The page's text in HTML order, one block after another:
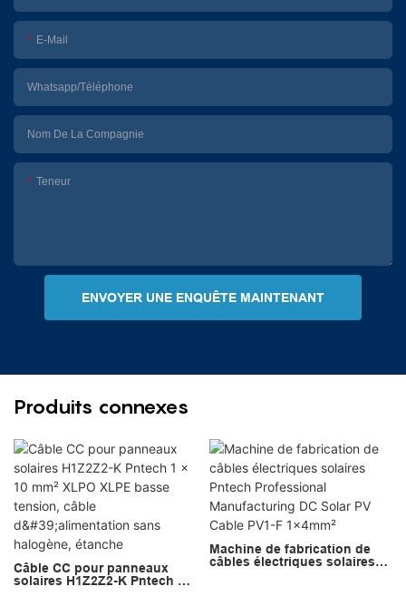
E-Mail
Whatsapp/Téléphone
Nom De La Compagnie
Teneur
ENVOYER UNE ENQUÊTE MAINTENANT
Produits connexes
Câble CC pour panneaux
solaires H1Z2Z2-K Pntech 1 x
Machine de fabrication de
câbles électriques solaires